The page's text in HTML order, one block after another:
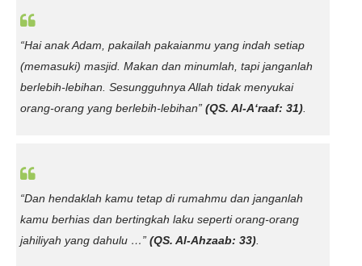
“Hai anak Adam, pakailah pakaianmu yang indah setiap
(memasuki) masjid. Makan dan minumlah, tapi janganlah
berlebih-lebihan. Sesungguhnya Allah tidak menyukai
orang-orang yang berlebih-lebihan” (QS. Al-A‘raaf: 31)
“Dan hendaklah kamu tetap di rumahmu dan janganlah
kamu berhias dan bertingkah laku seperti orang-orang
jahiliyah yang dahulu …” (QS. Al-Ahzaab: 33)